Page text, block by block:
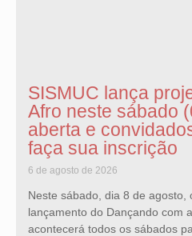
SISMUC lança
Afro neste sábado
aberta e
faça sua inscrição
6 de agosto de 2026
Neste sábado, dia 8 de agosto,
lançamento do Dançando com
acontecerá todos os sábados